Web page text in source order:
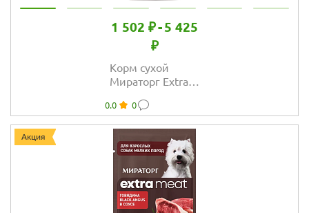
1 502 ₽-5 425
₽
Корм сухой
Мираторг Extra
крупных пород с
мраморной
говядиной Black
Angus
0.0 0
Акция